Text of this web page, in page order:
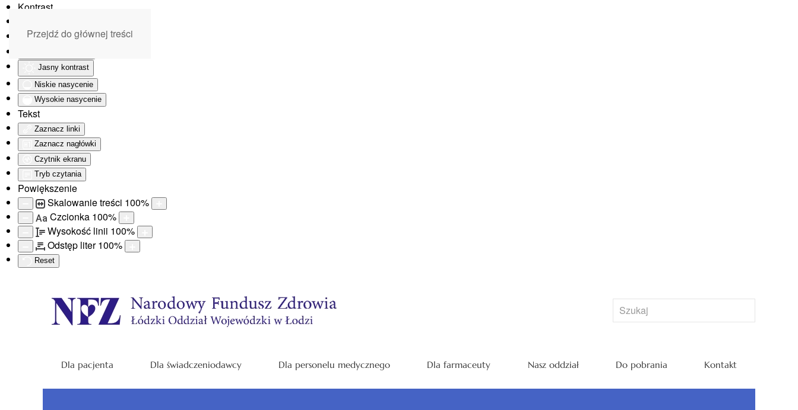
Kontrast
Monochromatyczny
Jasny kontrast
Niskie nasycenie
Wysokie nasycenie
Tekst
Zaznacz linki
Zaznacz nagłówki
Czytnik ekranu
Tryb czytania
Powiększenie
Skalowanie treści 100%
Aa Czcionka 100%
Wysokość linii 100%
Odstęp liter100%
Reset
Przejdź do głównej treści
Dla pacjenta Dla świadczeniodawcy Dla personelu medycznego Dla farmaceuty Nasz oddział Do pobrania Kontakt